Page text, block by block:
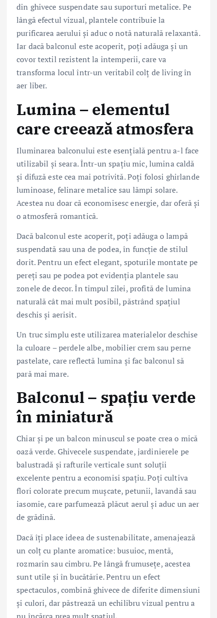
din ghivece suspendate sau suporturi metalice. Pe
lângă efectul vizual, plantele contribuie la
purificarea aerului și aduc o notă naturală relaxantă.
Iar dacă balconul este acoperit, poți adăuga și un
covor textil rezistent la intemperii, care va
transforma locul într-un veritabil colț de living în
aer liber.
Lumina – elementul
care creează atmosfera
Iluminarea balconului este esențială pentru a-l face
utilizabil și seara. Într-un spațiu mic, lumina caldă
și difuză este cea mai potrivită. Poți folosi ghirlande
luminoase, felinare metalice sau lămpi solare.
Acestea nu doar că economisesc energie, dar oferă și
o atmosferă romantică.
Dacă balconul este acoperit, poți adăuga o lampă
suspendată sau una de podea, în funcție de stilul
dorit. Pentru un efect elegant, spoturile montate pe
pereți sau pe podea pot evidenția plantele sau
zonele de decor. În timpul zilei, profită de lumina
naturală cât mai mult posibil, păstrând spațiul
deschis și aerisit.
Un truc simplu este utilizarea materialelor deschise
la culoare – perdele albe, mobilier crem sau perne
pastelate, care reflectă lumina și fac balconul să
pară mai mare.
Balconul – spațiu verde
în miniatură
Chiar și pe un balcon minuscul se poate crea o mică
oază verde. Ghivecele suspendate, jardinierele pe
balustradă și rafturile verticale sunt soluții
excelente pentru a economisi spațiu. Poți cultiva
flori colorate precum mușcate, petunii, lavandă sau
iasomie, care parfumează plăcut aerul și aduc un aer
de grădină.
Dacă îți place ideea de sustenabilitate, amenajează
un colț cu plante aromatice: busuioc, mentă,
rozmarin sau cimbru. Pe lângă frumusețe, acestea
sunt utile și în bucătărie. Pentru un efect
spectaculos, combină ghivece de diferite dimensiuni
și culori, dar păstrează un echilibru vizual pentru a
nu încărca prea mult spațiul.